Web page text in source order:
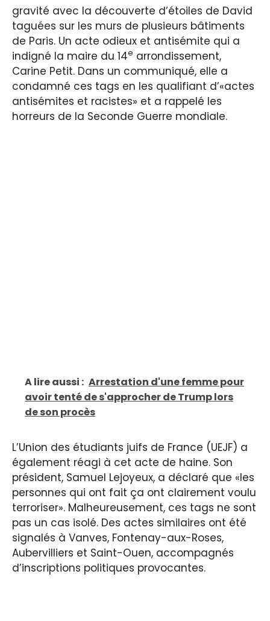
gravité avec la découverte d’étoiles de David
taguées sur les murs de plusieurs bâtiments
de Paris. Un acte odieux et antisémite qui a
indigné la maire du 14e arrondissement,
Carine Petit. Dans un communiqué, elle a
condamné ces tags en les qualifiant d’«actes
antisémites et racistes» et a rappelé les
horreurs de la Seconde Guerre mondiale.
A lire aussi : Arrestation d'une femme pour
avoir tenté de s'approcher de Trump lors
de son procès
L’Union des étudiants juifs de France (UEJF) a
également réagi à cet acte de haine. Son
président, Samuel Lejoyeux, a déclaré que «les
personnes qui ont fait ça ont clairement voulu
terroriser». Malheureusement, ces tags ne sont
pas un cas isolé. Des actes similaires ont été
signalés à Vanves, Fontenay-aux-Roses,
Aubervilliers et Saint-Ouen, accompagnés
d’inscriptions politiques provocantes.